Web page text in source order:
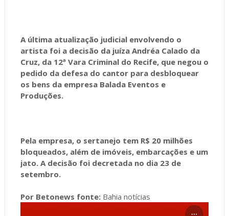
A última atualização judicial envolvendo o
artista foi a decisão da juíza Andréa Calado da
Cruz, da 12ª Vara Criminal do Recife, que negou o
pedido da defesa do cantor para desbloquear
os bens da empresa Balada Eventos e
Produções.
Pela empresa, o sertanejo tem R$ 20 milhões
bloqueados, além de imóveis, embarcações e um
jato. A decisão foi decretada no dia 23 de
setembro.
Por Betonews fonte:Bahia notícias